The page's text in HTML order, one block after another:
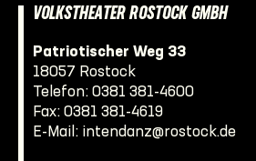
VOLKSTHEATER ROSTOCK GMBH
Patriotischer Weg 33
18057 Rostock
Telefon: 0381 381-4600
Fax: 0381 381-4619
E-Mail: intendanz@rostock.de